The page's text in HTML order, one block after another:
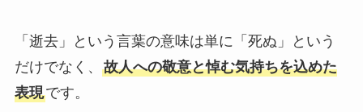
祝電の送り方
「逝去」という言葉の意味は単に「死ぬ」という
だけでなく、 故人への敬意と悼む気持ちを込めた
表現です。